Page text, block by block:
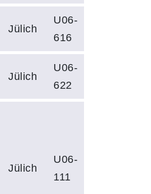
Jülich
U06-
616
Jülich
U06-
622
Jülich
U06-
111